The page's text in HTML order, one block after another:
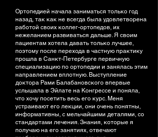
Ортопедией начала заниматься только год
назад, так как не всегда была удовлетворена
работой своих коллег-ортопедов, их
нежеланием развиваться дальше. Я своим
пациентам хотела давать только лучшее,
поэтому после перехода в частную практику
прошла в Санкт-Петербурге первичную
специализацию по ортопедии и занялась этим
направлением вплотную. Выступление
доктора Рами Балабановского впервые
услышала в Эйлате на Конгрессе и поняла,
что хочу посетить весь его курс. Меня
устраивают его лекции, они очень понятны,
информативны, с мельчайшими деталями, со
стандартами лечения. Знания, которые я
получаю на его занятиях, отвечают